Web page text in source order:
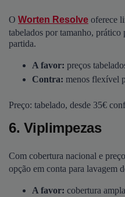
O Worten Resolve oferece
tabelados por tamanho, prático
partida.
A favor: preços
Contra: menos flexível
Preço: tabelado, desde 35€
6. Viplimpezas
Com cobertura nacional e
opção em conta para lavagem
A favor: cobertura